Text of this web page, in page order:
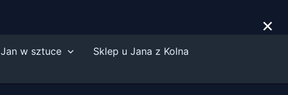
Jan w sztuce
Sklep u Jana z Kolna
×